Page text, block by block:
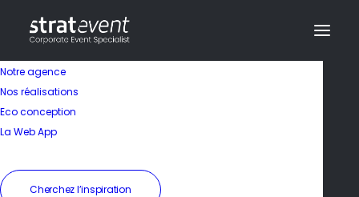
Notre agence
Nos réalisations
Eco conception
La Web App
Cherchez l’inspiration